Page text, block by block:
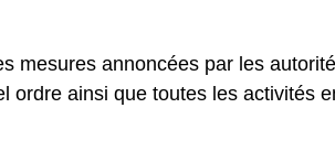
mesures annoncées par les
ordre ainsi que toutes les activités